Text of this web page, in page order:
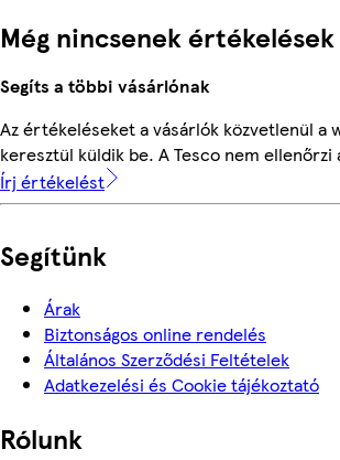
Még nincsenek értékelések
Segíts a többi vásárlónak
Az értékeléseket a vásárlók közvetlenül a
keresztül küldik be. A Tesco nem
Írj értékelést
Segítünk
Árak
Biztonságos online rendelés
Általános Szerződési Feltételek
Adatkezelési és Cookie tájékoztató
Rólunk